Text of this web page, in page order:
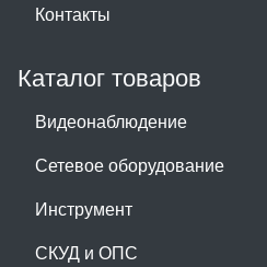
Контакты
Каталог товаров
Видеонаблюдение
Сетевое оборудование
Инструмент
СКУД и ОПС